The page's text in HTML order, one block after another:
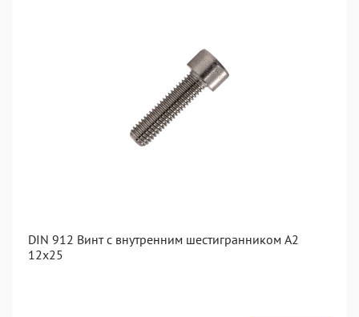
DIN 912 Винт с внутренним шестигранником А2
12х25